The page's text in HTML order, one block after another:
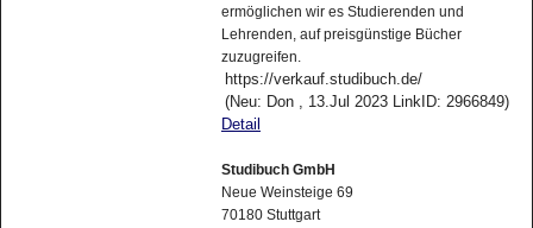
ermöglichen wir es Studierenden und
Lehrenden, auf preisgünstige Bücher
zuzugreifen.
https://verkauf.studibuch.de/
(Neu: Don , 13.Jul 2023 LinkID: 2966849)
Detail
Studibuch GmbH
Neue Weinsteige 69
70180 Stuttgart